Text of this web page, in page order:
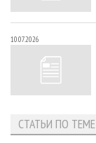
10.07.2026
СТАТЬИ ПО ТЕМЕ